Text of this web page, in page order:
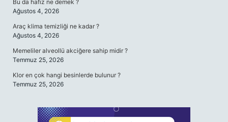
Bu da hafız ne demek ?
Ağustos 4, 2026
Araç klima temizliği ne kadar ?
Ağustos 4, 2026
Memeliler alveollü akciğere sahip midir ?
Temmuz 25, 2026
Klor en çok hangi besinlerde bulunur ?
Temmuz 25, 2026